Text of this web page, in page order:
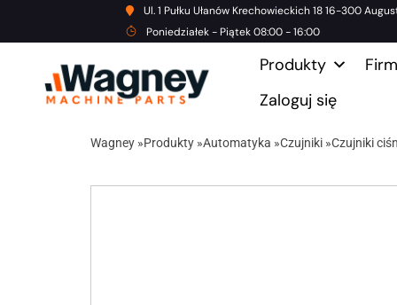
Ul. 1 Pułku Ułanów Krechowieckich 18 16-300
Poniedziałek - Piątek 08:00 - 16:00
Produkty
Zaloguj się
Wagney »Produkty »Automatyka »Czujniki »Czujniki